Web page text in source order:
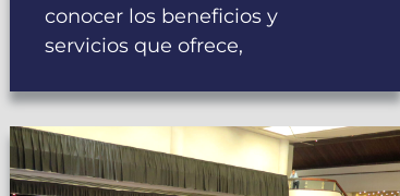
conocer los beneficios y
servicios que ofrece,